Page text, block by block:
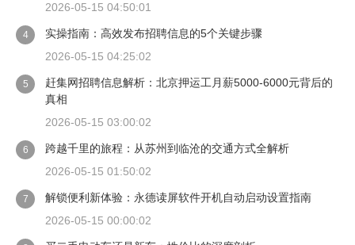
2026-05-15 04:50:01
4
实操指南：高效发布招聘信息的5个关键步骤
2026-05-15 04:25:02
5
赶集网招聘信息解析：北京押运工月薪5000-6000元背后的
真相
2026-05-15 03:00:02
6
跨越千里的旅程：从苏州到临沧的交通方式全解析
2026-05-15 01:50:02
7
解锁便利新体验：永德读屏软件开机自动启动设置指南
2026-05-15 00:00:02